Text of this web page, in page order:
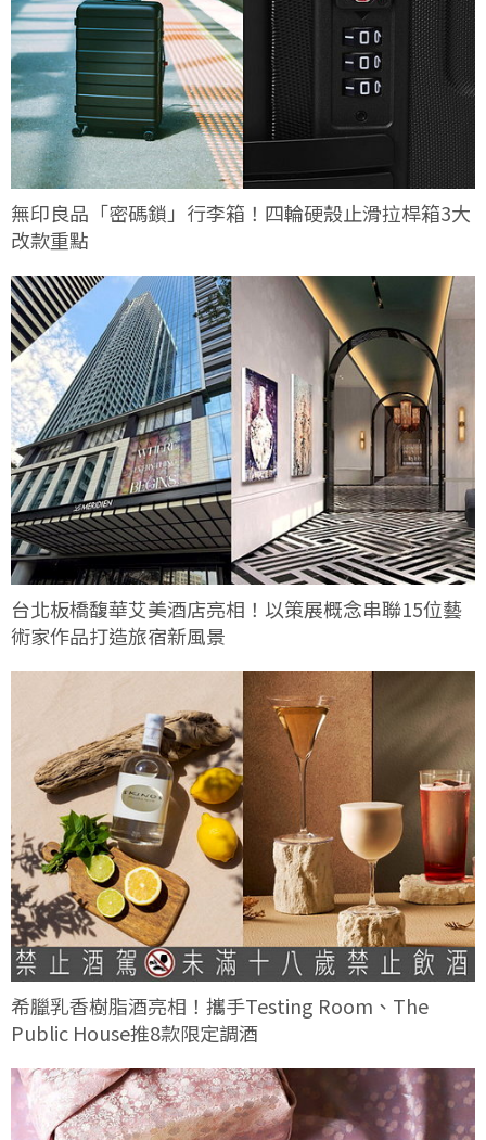
無印良品「密碼鎖」行李箱！四輪硬殼止滑拉桿箱3大
改款重點
台北板橋馥華艾美酒店亮相！以策展概念串聯15位藝
術家作品打造旅宿新風景
希臘乳香樹脂酒亮相！攜手Testing Room、The
Public House推8款限定調酒